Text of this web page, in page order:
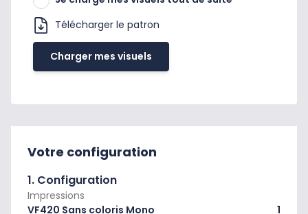
Télécharger le patron
Charger mes visuels
Votre configuration
1. Configuration
Impressions
VF420 Sans coloris Mono
1